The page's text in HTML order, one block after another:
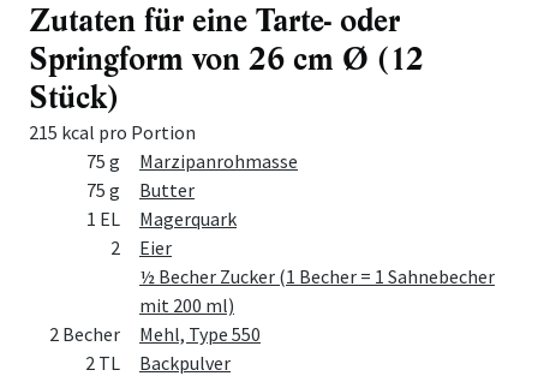
Zutaten für eine Tarte- oder
Springform von 26 cm Ø (12
Stück)
215 kcal pro Portion
Zutat
75 g
Marzipanrohmasse
75 g
Butter
1 EL
Magerquark
2
Eier
½ Becher Zucker (1 Becher = 1 Sahnebecher
mit 200 ml)
2 Becher
Mehl, Type 550
2 TL
Backpulver